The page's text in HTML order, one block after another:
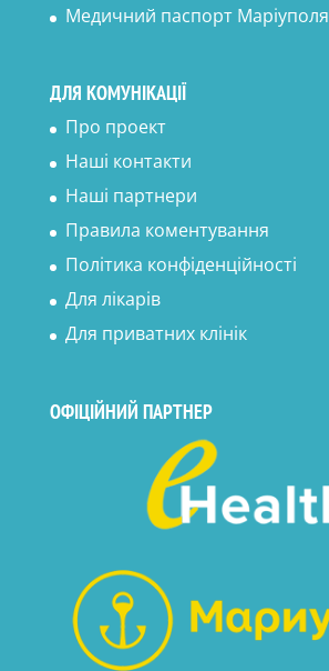
Медичний паспорт Маріуполя
ДЛЯ КОМУНІКАЦІЇ
Про проект
Наші контакти
Наші партнери
Правила коментування
Політика конфіденційності
Для лікарів
Для приватних клінік
ОФІЦІЙНИЙ ПАРТНЕР